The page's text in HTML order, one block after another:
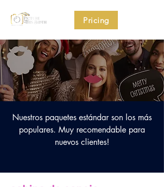
Pricing
Nuestros paquetes estándar son los más
populares. Muy recomendable para
nuevos clientes!